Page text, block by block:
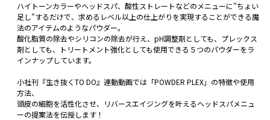
ハイトーンカラーやヘッドスパ、酸性ストレートなどのメニューに”ちょい
足し”するだけで、求めるレベル以上の仕上がりを実現することができる魔
法のアイテムのようなパウダー。
酸化脂質の除去やシリコンの除去が行え、pH調整剤としても、プレックス
剤としても、トリートメント強化としても使用できる５つのパウダーをラ
インナップしています。
小社刊『生き抜くTO DO』連動動画では「POWDER PLEX」の特徴や使用
方法、
頭皮の細胞を活性化させ、リバースエイジングを叶えるヘッドスパメニュ
ーの提案法を伝授します！